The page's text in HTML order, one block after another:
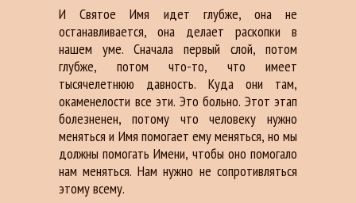
И Святое Имя идет глубже, она не
останавливается, она делает раскопки в
нашем уме. Сначала первый слой, потом
глубже, потом что-то, что имеет
тысячелетнюю давность. Куда они там,
окаменелости все эти. Это больно. Этот этап
болезненен, потому что человеку нужно
меняться и Имя помогает ему меняться, но мы
должны помогать Имени, чтобы оно помогало
нам меняться. Нам нужно не сопротивляться
этому всему.